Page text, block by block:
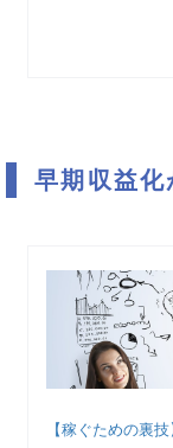
早期収益
【稼ぐための裏